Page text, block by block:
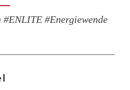
#Energiewende